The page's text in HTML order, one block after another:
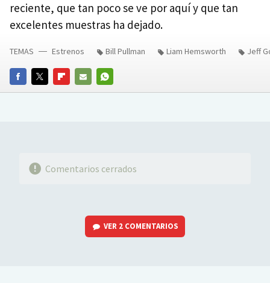
reciente, que tan poco se ve por aquí y que tan
excelentes muestras ha dejado.
FACEBOOKTWITTERFLIPBOARD
E-
WHATSAPP
TEMAS Estrenos Bill Pullman Liam Hemsworth Jeff
Comentarios cerrados
VER 2 COMENTARIOS